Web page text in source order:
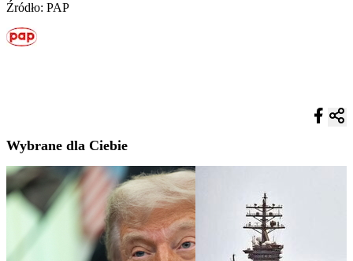
Źródło: PAP
Wybrane dla Ciebie